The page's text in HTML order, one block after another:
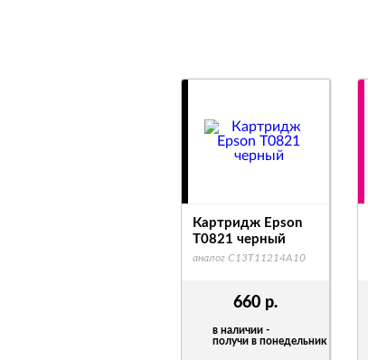
660 р.
в наличии -
получи в понедельник
Картридж Epson
T0821 черный
аналог C13T11214A10